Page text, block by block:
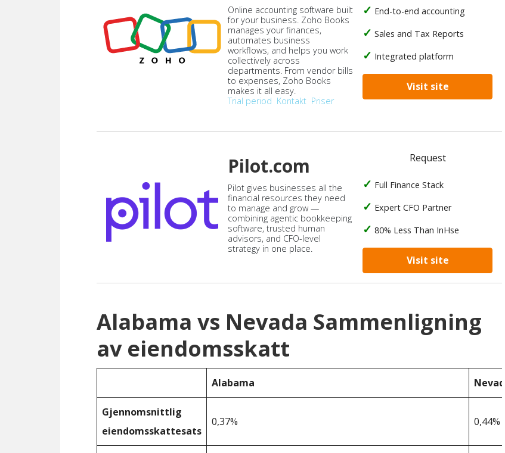
Online accounting software built
for your business. Zoho Books
manages your finances,
automates business
workflows, and helps you work
collectively across
departments. From vendor bills
to expenses, Zoho Books
makes it all easy.
Trial period Kontakt Priser
End-to-end accounting
Sales and Tax Reports
Integrated platform
Visit site
Pilot.com
Pilot gives businesses all the
financial resources they need
to manage and grow —
combining agentic bookkeeping
software, trusted human
advisors, and CFO-level
strategy in one place.
Request
Full Finance Stack
Expert CFO Partner
80% Less Than InHse
Visit site
Alabama vs Nevada Sammenligning
av eiendomsskatt
Alabama Nevada
Gjennomsnittlig
eiendomsskattesats
0,37% 0,44%